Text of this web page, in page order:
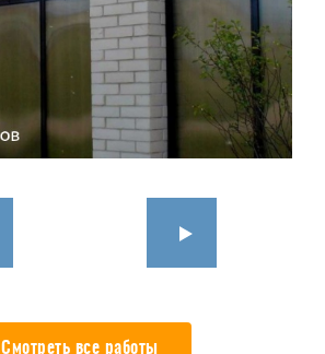
Смотреть все работы